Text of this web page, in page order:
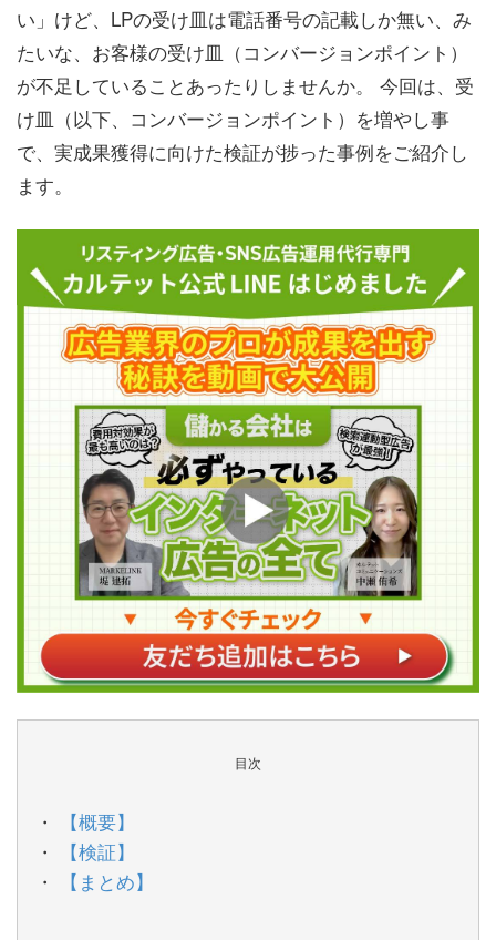
い」けど、LPの受け皿は電話番号の記載しか無い、み
たいな、お客様の受け皿（コンバージョンポイント）
が不足していることあったりしませんか。 今回は、受
け皿（以下、コンバージョンポイント）を増やし事
で、実成果獲得に向けた検証が捗った事例をご紹介し
ます。
目次
【概要】
【検証】
【まとめ】